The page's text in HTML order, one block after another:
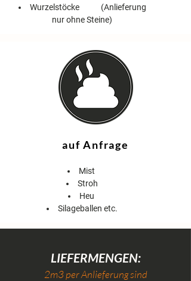
Wurzelstöcke (Anlieferung
nur ohne Steine)
auf Anfrage
Mist
Stroh
Heu
Silageballen etc.
LIEFERMENGEN:
2m3 per Anlieferung sind